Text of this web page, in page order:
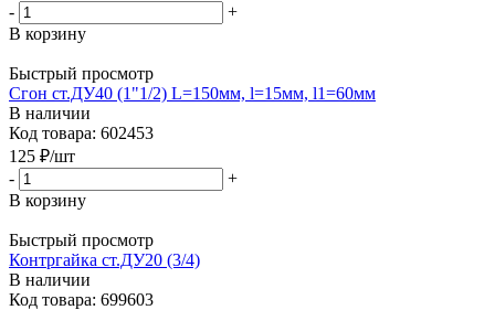
-
+
В корзину
Быстрый просмотр
Сгон ст.ДУ40 (1"1/2) L=150мм, l=15мм, l1=60мм
В наличии
Код товара: 602453
125 ₽/шт
-
+
В корзину
Быстрый просмотр
Контргайка ст.ДУ20 (3/4)
В наличии
Код товара: 699603